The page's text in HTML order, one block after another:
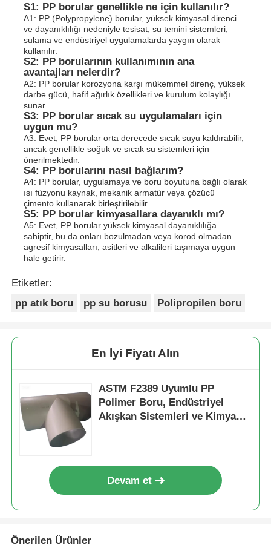
S1: PP borular genellikle ne için kullanılır?
A1: PP (Polypropylene) borular, yüksek kimyasal direnci
ve dayanıklılığı nedeniyle tesisat, su temini sistemleri,
sulama ve endüstriyel uygulamalarda yaygın olarak
kullanılır.
S2: PP borularının kullanımının ana
avantajları nelerdir?
A2: PP borular korozyona karşı mükemmel direnç, yüksek
darbe gücü, hafif ağırlık özellikleri ve kurulum kolaylığı
sunar.
S3: PP borular sıcak su uygulamaları için
uygun mu?
A3: Evet, PP borular orta derecede sıcak suyu kaldırabilir,
ancak genellikle soğuk ve sıcak su sistemleri için
önerilmektedir.
S4: PP borularını nasıl bağlarım?
A4: PP borular, uygulamaya ve boru boyutuna bağlı olarak
ısı füzyonu kaynak, mekanik armatür veya çözücü
çimento kullanarak birleştirilebilir.
S5: PP borular kimyasallara dayanıklı mı?
A5: Evet, PP borular yüksek kimyasal dayanıklılığa
sahiptir, bu da onları bozulmadan veya korod olmadan
agresif kimyasalları, asitleri ve alkalileri taşımaya uygun
hale getirir.
Etiketler:
pp atık boru
pp su borusu Polipropilen boru
En İyi Fiyatı Alın
ASTM F2389 Uyumlu PP
Polimer Boru, Endüstriyel
Akışkan Sistemleri ve Kimyasal
Devam et
Önerilen Ürünler